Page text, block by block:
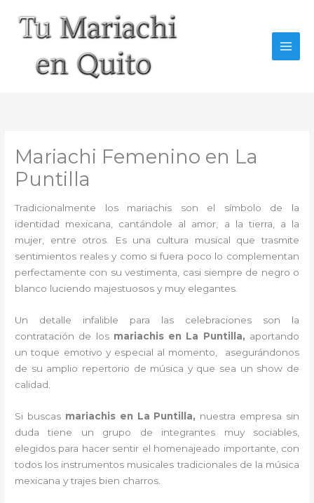
contenido
Mariachi Femenino en La
Puntilla
Tradicionalmente los mariachis son el símbolo de la
identidad mexicana, cantándole al amor, a la tierra, a la
mujer, entre otros. Es una cultura musical que trasmite
sentimientos reales y como si fuera poco lo complementan
perfectamente con su vestimenta, casi siempre de negro o
blanco luciendo majestuosos y muy elegantes.
Un detalle infalible para las celebraciones son la
contratación de losmariachis en La Puntilla, aportando
un toque emotivo y especial al momento, asegurándonos
de su amplio repertorio de música y que sea un show de
calidad.
Si buscas mariachis en La Puntilla, nuestra empresa sin
duda tiene un grupo de integrantes muy sociables,
elegidos para hacer sentir el homenajeado importante, con
todos los instrumentos musicales tradicionales de la música
mexicana y trajes bien charros.